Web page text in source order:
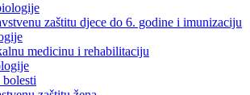
zaštitu djece do 6. godine i imunizaciju
medicinu i rehabilitaciju
bolesti